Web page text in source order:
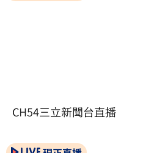
CH54三立新聞台直播